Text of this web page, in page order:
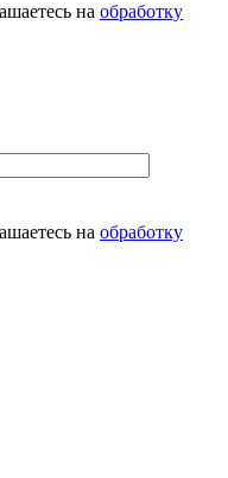
на обработку
на обработку